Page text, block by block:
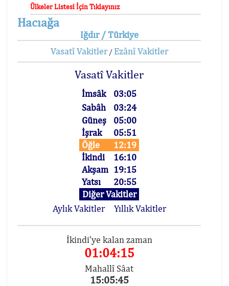
Ülkeler Listesi İçin Tıklayınız
Hacıağa
Iğdır / Türkiye
Vasatî Vakitler/ Ezânî Vakitler
Vasatî Vakitler
İmsâk
03:05
Sabâh
03:24
Güneş
05:00
İşrak
05:51
Öğle
12:19
İkindi
16:10
Akşam 19:15
Yatsı
20:55
Diğer Vakitler
Aylık Vakitler
Yıllık Vakitler
İkindi'ye kalan zaman
01:04:15
Mahallî Sâat
15:05:45